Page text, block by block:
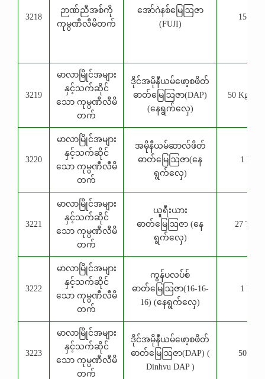
3218
ဉာဏ်ညီအစ်ကို
ကုမ္ပဏီလီမိတက်
အော်ဂဲနစ်မြေဩဇာ
(FUJI)
15 Kg
3219
မာလာမြိုင်အများ
နှင့်သက်ဆိုင်
သော ကုမ္ပဏီလီမိ
တက်
ဒိုင်အမိုနီယမ်ဖော့စဖိတ်
ဓာတ်မြေဩဇာ(DAP)
(နေရွက်လှေ)
50 Kg, 1
3220
မာလာမြိုင်အများ
နှင့်သက်ဆိုင်
သော ကုမ္ပဏီလီမိ
တက်
အမိုနီယမ်ဆာလ်ဖိတ်
ဓာတ်မြေဩဇာ(နေ
ရွက်လှေ)
1 Kg
3221
မာလာမြိုင်အများ
နှင့်သက်ဆိုင်
သော ကုမ္ပဏီလီမိ
တက်
ယူရီးယား
ဓာတ်မြေဩဇာ (နေ
ရွက်လှေ)
27 TNE
3222
မာလာမြိုင်အများ
နှင့်သက်ဆိုင်
သော ကုမ္ပဏီလီမိ
တက်
ကွန်ပလပ်စ်
ဓာတ်မြေဩဇာ(16-16-
16) (နေရွက်လှေ)
1 Kg
3223
မာလာမြိုင်အများ
နှင့်သက်ဆိုင်
သော ကုမ္ပဏီလီမိ
တက်
ဒိုင်အမိုနီယမ်ဖော့စဖိတ်
ဓာတ်မြေဩဇာ(DAP) (
Dinhvu DAP )
50 Kg